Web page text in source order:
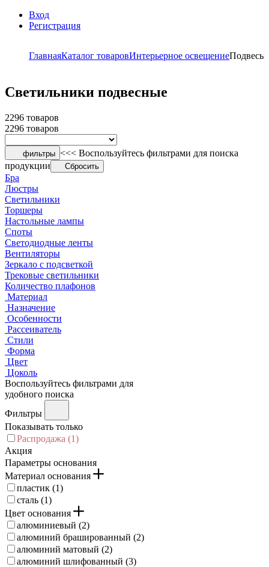
Вход
Регистрация
ГлавнаяКаталог товаровИнтерьерное освещениеПодвесы
Светильники подвесные
2296 товаров
2296 товаров
фильтры <<< Воспользуйтесь фильтрами для поиска
продукции
Сбросить
Бра
Люстры
Светильники
Торшеры
Настольные лампы
Споты
Светодиодные ленты
Вентиляторы
Зеркало с подсветкой
Трековые светильники
Количество плафонов
Материал
Назначение
Особенности
Рассеиватель
Стили
Форма
Цвет
Цоколь
Воспользуйтесь фильтрами для
удобного поиска
Фильтры
Показывать только
Распродажа (1)
Акция
Параметры основания
Материал основания
пластик (1)
сталь (1)
Цвет основания
алюминиевый (2)
алюминий брашированный (2)
алюминий матовый (2)
алюминий шлифованный (3)